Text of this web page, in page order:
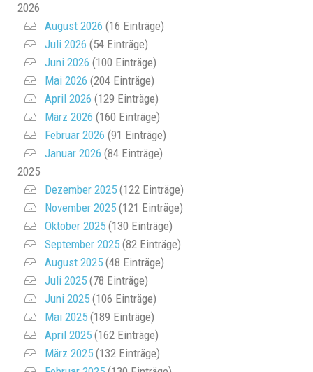
2026
August 2026 (16 Einträge)
Juli 2026 (54 Einträge)
Juni 2026 (100 Einträge)
Mai 2026 (204 Einträge)
April 2026 (129 Einträge)
März 2026 (160 Einträge)
Februar 2026 (91 Einträge)
Januar 2026 (84 Einträge)
2025
Dezember 2025 (122 Einträge)
November 2025 (121 Einträge)
Oktober 2025 (130 Einträge)
September 2025 (82 Einträge)
August 2025 (48 Einträge)
Juli 2025 (78 Einträge)
Juni 2025 (106 Einträge)
Mai 2025 (189 Einträge)
April 2025 (162 Einträge)
März 2025 (132 Einträge)